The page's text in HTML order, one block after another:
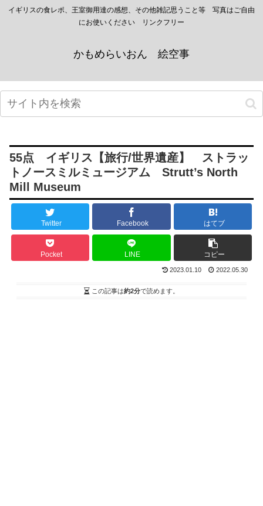
イギリスの食レポ、王室御用達の感想、その他雑記思うこと等 写真はご自由
にお使いください リンクフリー
かもめらいおん 絵空事
55点 イギリス【旅行/世界遺産】 ストラッ
トノースミルミュージアム Strutt’s North
Mill Museum
Twitter Facebook はてブ
Pocket LINE コピー
2023.01.10 2022.05.30
この記事は約2分で読めます。